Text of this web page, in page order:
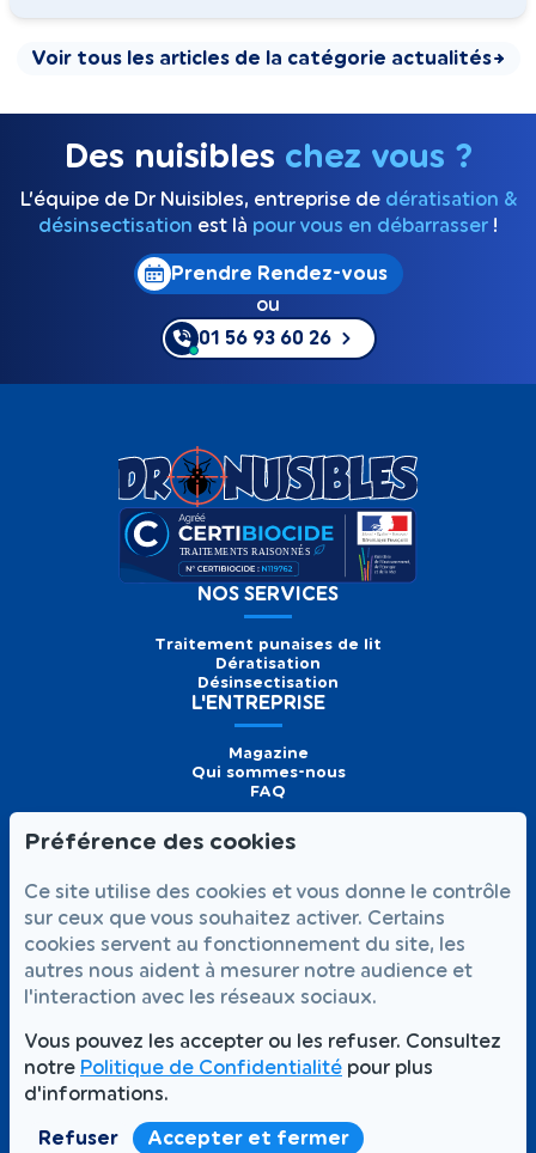
Voir tous les articles de la catégorie actualités
Des nuisibles chez vous ?
L’équipe de Dr Nuisibles, entreprise de dératisation &
désinsectisation est là pour vous en débarrasser !
Prendre Rendez-vous
ou
01 56 93 60 26
NOS SERVICES
Traitement punaises de lit
Dératisation
Désinsectisation
L'ENTREPRISE
Magazine
Qui sommes-nous
FAQ
01 56 93 60 26
Appelez-nous
Formulaire de
contact
Prendre
rendez-vous
NOUS SUIVRE
Intervention rapide 7j/7
Partout à Paris et en Île-de-France
Votre satisfaction,
Préférence des cookies
Ce site utilise des cookies et vous donne le contrôle
sur ceux que vous souhaitez activer. Certains
cookies servent au fonctionnement du site, les
autres nous aident à mesurer notre audience et
l'interaction avec les réseaux sociaux.
Vous pouvez les accepter ou les refuser. Consultez
notre Politique de Confidentialité pour plus
d'informations.
Refuser Accepter et fermer